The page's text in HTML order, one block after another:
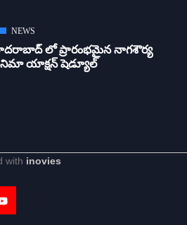
NEWS
లో ప్రారంభమైన నాగశౌర్య
యాక్షన్ షెడ్యూల్
with inovies